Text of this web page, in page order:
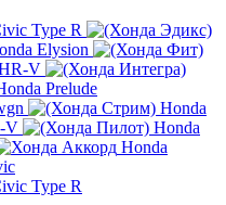
Type R
Elysion
V
Prelude
Honda
V
Honda
Honda
Type R